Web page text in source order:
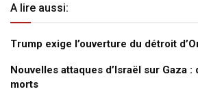
A lire aussi:
Trump exige l’ouverture du détroit
Nouvelles attaques d’Israël sur Gaza
morts